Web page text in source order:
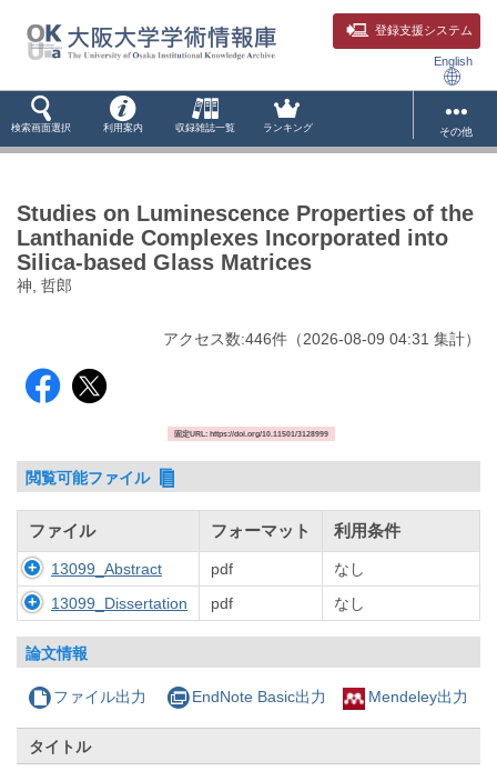
登録支援システム
English
検索画面選択 利用案内 収録雑誌一覧 ランキング その他
Studies on Luminescence Properties of the
Lanthanide Complexes Incorporated into
Silica-based Glass Matrices
神, 哲郎
アクセス数:446件 （2026-08-09 04:31 集計）
固定URL: https://doi.org/10.11501/3128999
閲覧可能ファイル
ファイル フォーマット 利用条件
13099_Abstract pdf
なし
13099_Dissertation
pdf なし
論文情報
ファイル出力 EndNote Basic出力 Mendeley出力
タイトル